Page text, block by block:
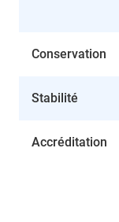
Conservation
Stabilité
Accréditation